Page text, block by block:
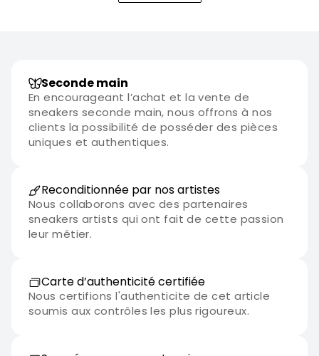
Seconde main
En encourageant l’achat et la vente de
sneakers seconde main, nous offrons à nos
clients la possibilité de posséder des pièces
uniques et authentiques.
Reconditionnée par nos artistes
Nous collaborons avec des partenaires
sneakers artists qui ont fait de cette passion
leur métier.
Carte d’authenticité certifiée
Nous certifions l'authenticite de cet article
soumis aux contrôles les plus rigoureux.